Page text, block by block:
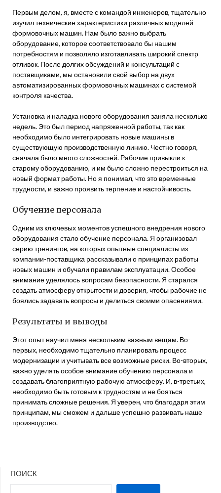
Первым делом, я, вместе с командой инженеров, тщательно
изучил технические характеристики различных моделей
формовочных машин. Нам было важно выбрать
оборудование, которое соответствовало бы нашим
потребностям и позволяло изготавливать широкий спектр
отливок. После долгих обсуждений и консультаций с
поставщиками, мы остановили свой выбор на двух
автоматизированных формовочных машинах с системой
контроля качества.
Установка и наладка нового оборудования заняла несколько
недель. Это был период напряженной работы, так как
необходимо было интегрировать новые машины в
существующую производственную линию. Честно говоря,
сначала было много сложностей. Рабочие привыкли к
старому оборудованию, и им было сложно перестроиться на
новый формат работы. Но я понимал, что это временные
трудности, и важно проявить терпение и настойчивость.
Обучение персонала
Одним из ключевых моментов успешного внедрения нового
оборудования стало обучение персонала. Я организовал
серию тренингов, на которых опытные специалисты из
компании-поставщика рассказывали о принципах работы
новых машин и обучали правилам эксплуатации. Особое
внимание уделялось вопросам безопасности. Я старался
создать атмосферу открытости и доверия, чтобы рабочие не
боялись задавать вопросы и делиться своими опасениями.
Результаты и выводы
Этот опыт научил меня нескольким важным вещам. Во-
первых, необходимо тщательно планировать процесс
модернизации и учитывать все возможные риски. Во-вторых,
важно уделять особое внимание обучению персонала и
создавать благоприятную рабочую атмосферу. И, в-третьих,
необходимо быть готовым к трудностям и не бояться
принимать сложные решения. Я уверен, что благодаря этим
принципам, мы сможем и дальше успешно развивать наше
производство.
ПОИСК